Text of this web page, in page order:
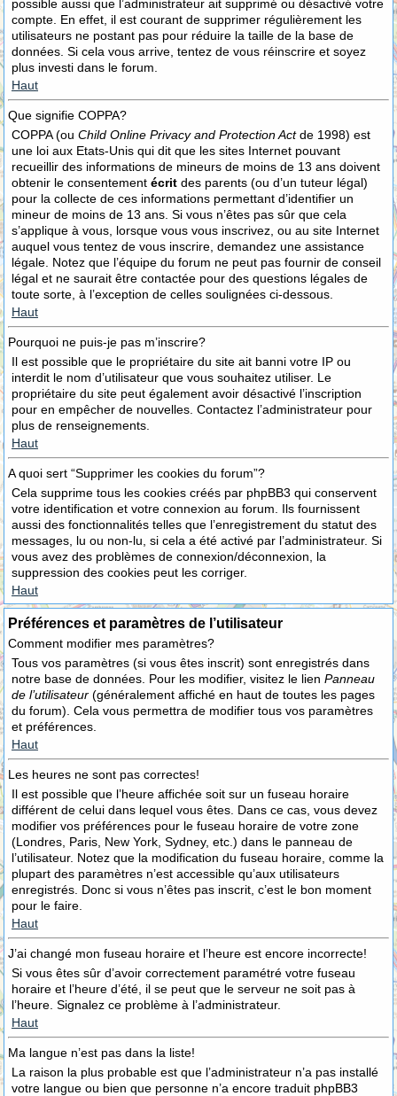
possible aussi que l’administrateur ait supprimé ou désactivé votre
compte. En effet, il est courant de supprimer régulièrement les
utilisateurs ne postant pas pour réduire la taille de la base de
données. Si cela vous arrive, tentez de vous réinscrire et soyez
plus investi dans le forum.
Haut
Que signifie COPPA?
COPPA (ou Child Online Privacy and Protection Actde 1998) est
une loi aux Etats-Unis qui dit que les sites Internet pouvant
recueillir des informations de mineurs de moins de 13 ans doivent
obtenir le consentement écrit des parents (ou d’un tuteur légal)
pour la collecte de ces informations permettant d’identifier un
mineur de moins de 13 ans. Si vous n’êtes pas sûr que cela
s’applique à vous, lorsque vous vous inscrivez, ou au site Internet
auquel vous tentez de vous inscrire, demandez une assistance
légale. Notez que l’équipe du forum ne peut pas fournir de conseil
légal et ne saurait être contactée pour des questions légales de
toute sorte, à l’exception de celles soulignées ci-dessous.
Haut
Pourquoi ne puis-je pas m’inscrire?
Il est possible que le propriétaire du site ait banni votre IP ou
interdit le nom d’utilisateur que vous souhaitez utiliser. Le
propriétaire du site peut également avoir désactivé l’inscription
pour en empêcher de nouvelles. Contactez l’administrateur pour
plus de renseignements.
Haut
A quoi sert “Supprimer les cookies du forum”?
Cela supprime tous les cookies créés par phpBB3 qui conservent
votre identification et votre connexion au forum. Ils fournissent
aussi des fonctionnalités telles que l’enregistrement du statut des
messages, lu ou non-lu, si cela a été activé par l’administrateur. Si
vous avez des problèmes de connexion/déconnexion, la
suppression des cookies peut les corriger.
Haut
Préférences et paramètres de l’utilisateur
Comment modifier mes paramètres?
Tous vos paramètres (si vous êtes inscrit) sont enregistrés dans
notre base de données. Pour les modifier, visitez le lien Panneau
de l’utilisateur (généralement affiché en haut de toutes les pages
du forum). Cela vous permettra de modifier tous vos paramètres
et préférences.
Haut
Les heures ne sont pas correctes!
Il est possible que l’heure affichée soit sur un fuseau horaire
différent de celui dans lequel vous êtes. Dans ce cas, vous devez
modifier vos préférences pour le fuseau horaire de votre zone
(Londres, Paris, New York, Sydney, etc.) dans le panneau de
l’utilisateur. Notez que la modification du fuseau horaire, comme la
plupart des paramètres n’est accessible qu’aux utilisateurs
enregistrés. Donc si vous n’êtes pas inscrit, c’est le bon moment
pour le faire.
Haut
J’ai changé mon fuseau horaire et l’heure est encore incorrecte!
Si vous êtes sûr d’avoir correctement paramétré votre fuseau
horaire et l’heure d’été, il se peut que le serveur ne soit pas à
l’heure. Signalez ce problème à l’administrateur.
Haut
Ma langue n’est pas dans la liste!
La raison la plus probable est que l’administrateur n’a pas installé
votre langue ou bien que personne n’a encore traduit phpBB3